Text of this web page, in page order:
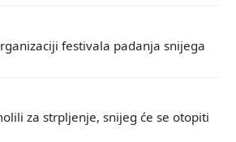
festivala padanja snijega
za strpljenje, snijeg će se otopiti